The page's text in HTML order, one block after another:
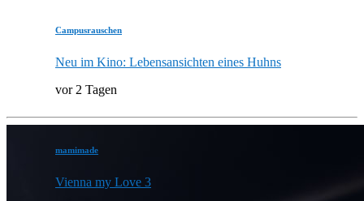
Campusrauschen
Neu im Kino: Lebensansichten eines Huhns
vor 2 Tagen
mamimade
Vienna my Love 3